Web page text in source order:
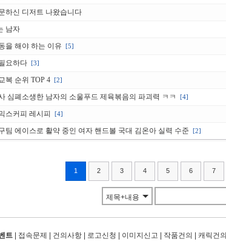
하신 디저트 나왔습니다
남자
을 해야 하는 이유 [5]
요하다 [3]
복 순위 TOP 4 [2]
심폐소생한 남자의 소울푸드 제육볶음의 파괴력 ㅋㅋ [4]
스커피 레시피 [4]
팀 에이스로 활약 중인 여자 핸드볼 국대 김온아 실력 수준 [2]
1 2 3 4 5 6 7
제목+내용
트 접속문제 건의사항 로고신청 이미지신고 작품건의 캐릭건의